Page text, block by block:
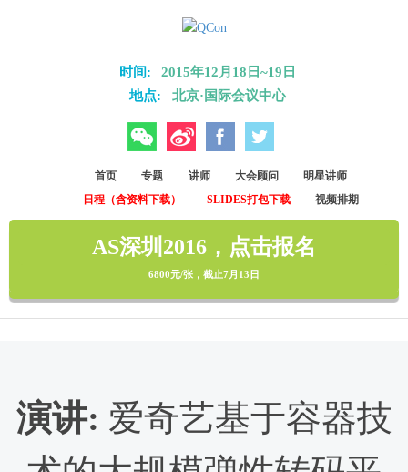
时间:
2015年12月18日~19日
地点:
北京·国际会议中心
微信 微博 Facebook
首页 专题 讲师 大会顾问
明星讲师
日程（含资料下载）
SLIDES打包下载 视频排期
AS深圳2016，点击报名
6800元/张，截止7月13日
演讲: 爱奇艺基于容器技